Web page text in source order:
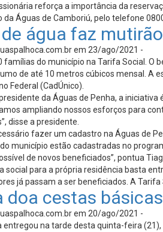
reforça a importância da
Águas de Camboriú, pelo telefone
água faz
em 23/ago/2021 -
famílias do município na Tarifa Social.
de até 10 metros cúbicos mensal. A
Federal (CadÚnico).
da Águas de Penha, a
ampliando nossos esforços para
disse a presidente.
fazer um cadastro na Águas de
município estão cadastradas no
de novos beneficiados”, pontua
social para a própria residência basta
já passam a ser beneficiados. A
doa cestas
em 20/ago/2021 -
na tarde desta quinta-feira